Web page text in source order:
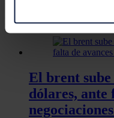
Recopilar
puede tener una
Identificar su
buscar
personales y
datos. Puede cambiar
momento en la
Noticias relacionadas
El brent sube
dólares, ante